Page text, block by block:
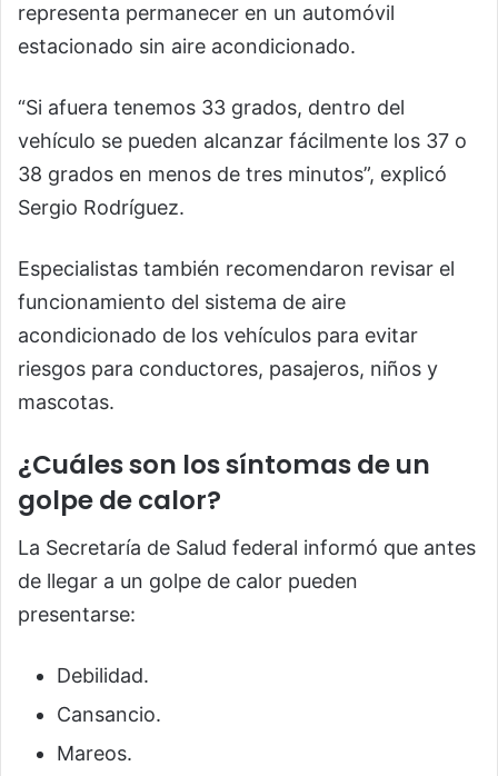
representa permanecer en un automóvil
estacionado sin aire acondicionado.
“Si afuera tenemos 33 grados, dentro del
vehículo se pueden alcanzar fácilmente los 37 o
38 grados en menos de tres minutos”, explicó
Sergio Rodríguez.
Especialistas también recomendaron revisar el
funcionamiento del sistema de aire
acondicionado de los vehículos para evitar
riesgos para conductores, pasajeros, niños y
mascotas.
¿Cuáles son los síntomas de un
golpe de calor?
La Secretaría de Salud federal informó que antes
de llegar a un golpe de calor pueden
presentarse:
Debilidad.
Cansancio.
Mareos.